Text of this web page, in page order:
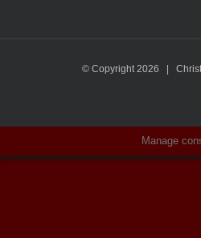
© Copyright2026 |
Manage